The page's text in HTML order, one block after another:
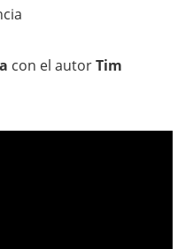
con el autorTim